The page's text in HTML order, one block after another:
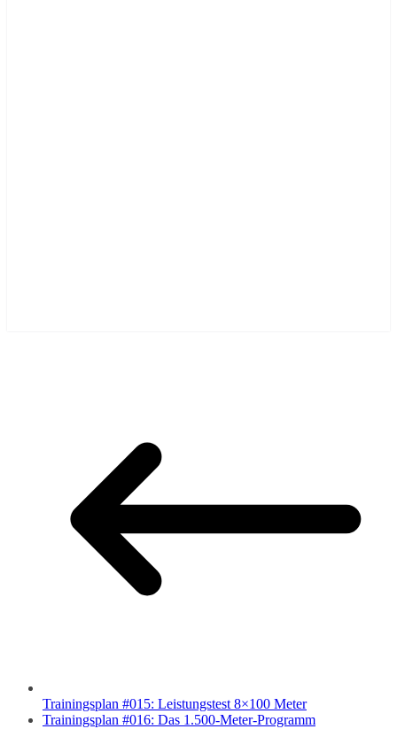
Trainingsplan #015: Leistungstest 8×100 Meter
Trainingsplan #016: Das 1.500-Meter-Programm